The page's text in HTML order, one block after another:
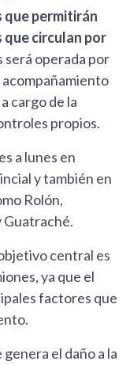
que permitirán
que circulan por
será operada por
cargo de la
propios.
a lunes en
y también en
Rolón,
central es
ya que el
factores que
el daño a la